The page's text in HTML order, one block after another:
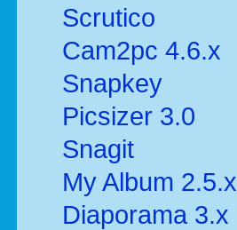
Scrutico
Cam2pc 4.6.x
Snapkey
Picsizer 3.0
Snagit
My Album 2.5.x
Diaporama 3.x